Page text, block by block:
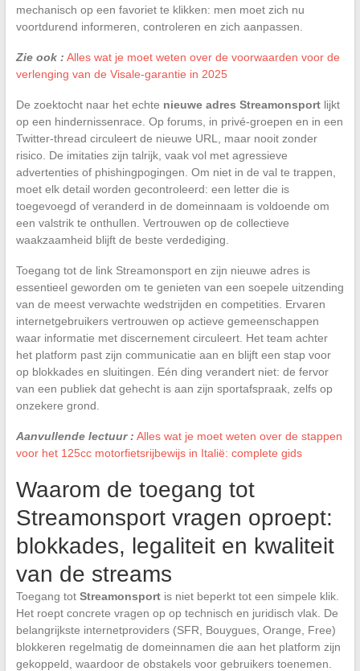
mechanisch op een favoriet te klikken: men moet zich nu
voortdurend informeren, controleren en zich aanpassen.
Zie ook : Alles wat je moet weten over de voorwaarden voor de
verlenging van de Visale-garantie in 2025
De zoektocht naar het echte nieuwe adres Streamonsportlijkt
op een hindernissenrace. Op forums, in privé-groepen en in een
Twitter-thread circuleert de nieuwe URL, maar nooit zonder
risico. De imitaties zijn talrijk, vaak vol met agressieve
advertenties of phishingpogingen. Om niet in de val te trappen,
moet elk detail worden gecontroleerd: een letter die is
toegevoegd of veranderd in de domeinnaam is voldoende om
een valstrik te onthullen. Vertrouwen op de collectieve
waakzaamheid blijft de beste verdediging.
Toegang tot de link Streamonsport en zijn nieuwe adres is
essentieel geworden om te genieten van een soepele uitzending
van de meest verwachte wedstrijden en competities. Ervaren
internetgebruikers vertrouwen op actieve gemeenschappen
waar informatie met discernement circuleert. Het team achter
het platform past zijn communicatie aan en blijft een stap voor
op blokkades en sluitingen. Eén ding verandert niet: de fervor
van een publiek dat gehecht is aan zijn sportafspraak, zelfs op
onzekere grond.
Aanvullende lectuur : Alles wat je moet weten over de stappen
voor het 125cc motorfietsrijbewijs in Italië: complete gids
Waarom de toegang tot
Streamonsport vragen oproept:
blokkades, legaliteit en kwaliteit
van de streams
Toegang tot Streamonsportis niet beperkt tot een simpele klik.
Het roept concrete vragen op op technisch en juridisch vlak. De
belangrijkste internetproviders (SFR, Bouygues, Orange, Free)
blokkeren regelmatig de domeinnamen die aan het platform zijn
gekoppeld, waardoor de obstakels voor gebruikers toenemen.